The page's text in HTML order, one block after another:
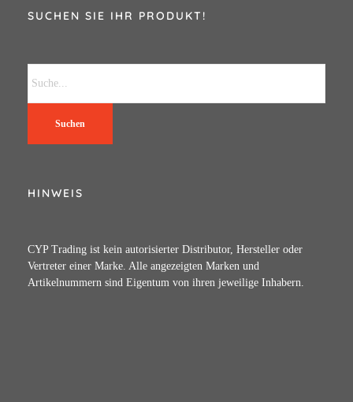
SUCHEN SIE IHR PRODUKT!
Suchen
HINWEIS
CYP Trading ist kein autorisierter Distributor, Hersteller oder
Vertreter einer Marke. Alle angezeigten Marken und
Artikelnummern sind Eigentum von ihren jeweilige Inhabern.